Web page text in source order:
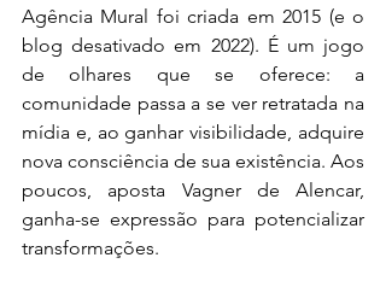
Agência Mural foi criada em 2015 (e o
blog desativado em 2022). É um jogo
de olhares que se oferece: a
comunidade passa a se ver retratada na
mídia e, ao ganhar visibilidade, adquire
nova consciência de sua existência. Aos
poucos, aposta Vagner de Alencar,
ganha-se expressão para potencializar
transformações.